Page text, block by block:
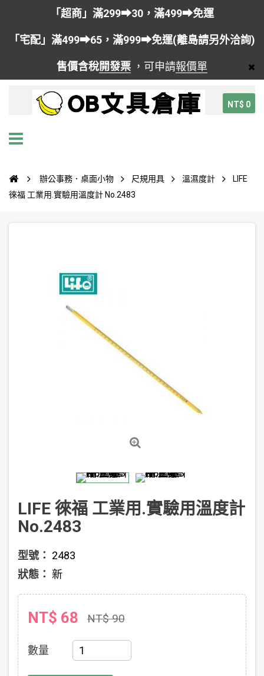
「超商」滿299➡30，滿499➡免運
「宅配」滿499➡65，滿999➡免運(離島請另外洽詢)
售價含稅開發票 ，可申請報價單
NT$ 0
辦公事務．桌面小物 尺規用具 溫濕度計
LIFE
徠福 工業用.實驗用溫度計 No.2483
LIFE 徠福 工業用.實驗用溫度計
No.2483
型號： 2483
狀態： 新
NT$ 68 NT$ 90
數量